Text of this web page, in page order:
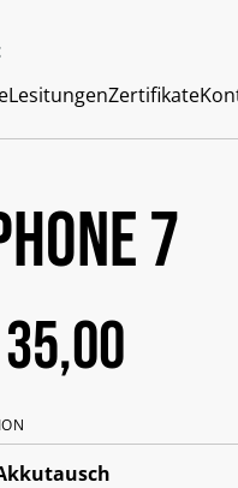
LesitungenZertifikate
7